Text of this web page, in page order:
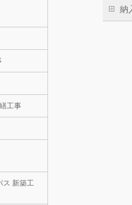
工事
ス 新築工
納